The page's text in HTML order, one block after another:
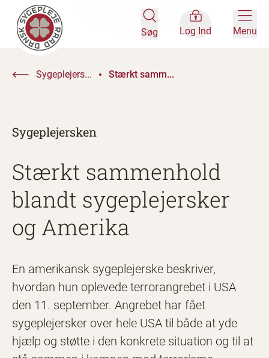
Søg Log Ind Menu
Sygeplejers... Stærkt samm...
Sygeplejersken
Stærkt sammenhold
blandt sygeplejersker
og Amerika
En amerikansk sygeplejerske beskriver,
hvordan hun oplevede terrorangrebet i USA
den 11. september. Angrebet har fået
sygeplejersker over hele USA til både at yde
hjælp og støtte i den konkrete situation og til at